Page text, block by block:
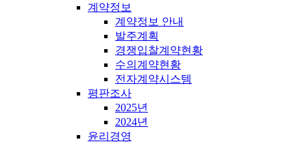
계약정보
계약정보 안내
발주계획
경쟁입찰계약현황
수의계약현황
전자계약시스템
평판조사
2025년
2024년
윤리경영